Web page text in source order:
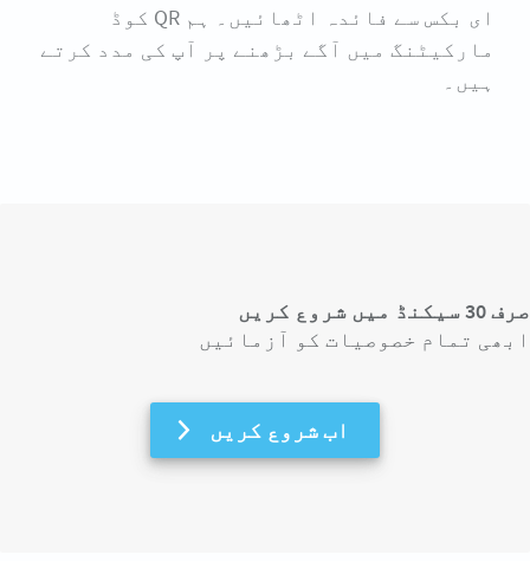
ای بکس سے فائدہ اٹھائیں۔ ہم QR کوڈ
مارکیٹنگ میں آگے بڑھنے پر آپ کی مدد کرتے
ہیں۔
صرف 30 سیکنڈ میں شروع کریں
ابھی تمام خصوصیات کو آزمائیں
اب شروع کریں